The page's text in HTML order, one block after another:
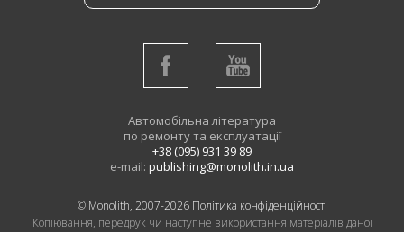
Автомобільна література
по ремонту та експлуатації
+38 (095) 931 39 89
e-mail: publishing@monolith.in.ua
© Monolith, 2007-2026 Політика конфіденційності
Копіювання, передрук чи наступне використання матеріалів даної